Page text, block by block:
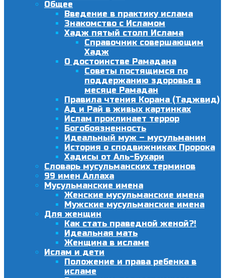
Общее
Введение в практику ислама
Знакомство с Исламом
Хадж пятый столп Ислама
Справочник совершающим
Хадж
О достоинстве Рамадана
Советы постящимся по
поддержанию здоровья в
месяце Рамадан
Правила чтения Корана (Таджвид)
Ад и Рай в живых картинках
Ислам проклинает террор
Богобоязненность
Идеальный муж – мусульманин
История о сподвижниках Пророка
Хадисы от Аль-Бухари
Словарь мусульманских терминов
99 имен Аллаха
Мусульманские имена
Женские мусульманские имена
Мужские мусульманские имена
Для женщин
Как стать праведной женой?!
Идеальная мать
Женщина в исламе
Ислам и дети
Положение и права ребенка в
исламе